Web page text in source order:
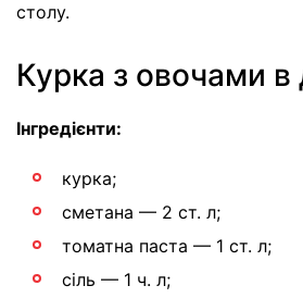
столу.
Курка з овочами в
Інгредієнти:
курка;
сметана — 2 ст. л;
томатна паста — 1 ст. л;
сіль — 1 ч. л;